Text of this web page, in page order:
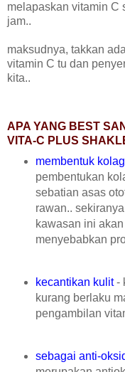
melapaskan vitamin C
jam..
maksudnya, takkan
vitamin C tu dan
kita..
APA YANG BEST
VITA-C PLUS
membentuk
pembentukan
sebatian asas
rawan..
kawasan ini
menyebabkan
kecantikan kulit-
kurang berlaku
pengambilan
sebagai anti-